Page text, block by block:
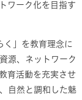
ワーク化を目指す
く」を教育理念に
源、ネットワーク
育活動を充実させ
自然と調和した魅